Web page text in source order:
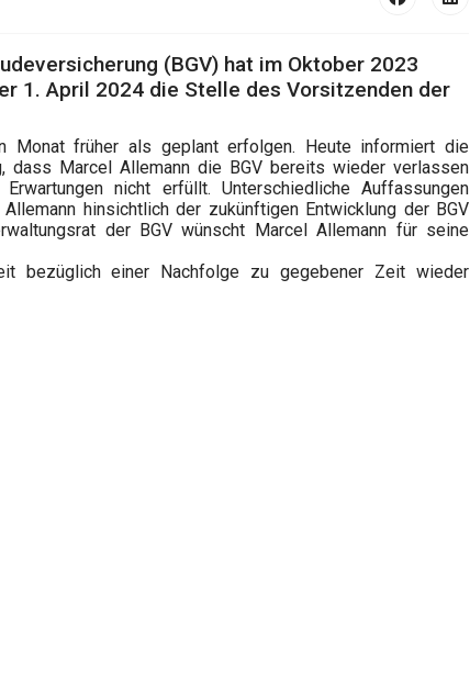
(BGV) hat im Oktober 2023
1. April 2024 die Stelle des Vorsitzenden der
Monat früher als geplant erfolgen. Heute informiert die
dass Marcel Allemann die BGV bereits wieder verlassen
nicht erfüllt. Unterschiedliche Auffassungen
hinsichtlich der zukünftigen Entwicklung der BGV
der BGV wünscht Marcel Allemann für seine
bezüglich einer Nachfolge zu gegebener Zeit wieder